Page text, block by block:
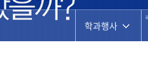
학과행사